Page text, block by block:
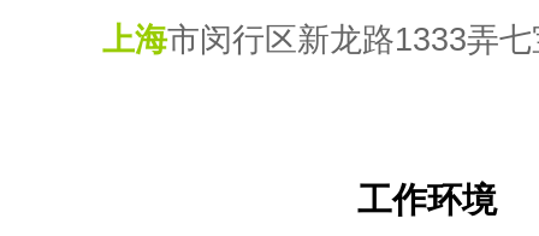
上海市闵行区新龙路1333弄
工作环境